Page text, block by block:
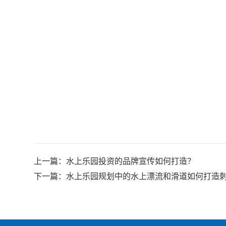
上一篇： 水上乐园投资的品牌宣传如何打造？
下一篇： 水上乐园规划中的水上漂流和滑道如何打造